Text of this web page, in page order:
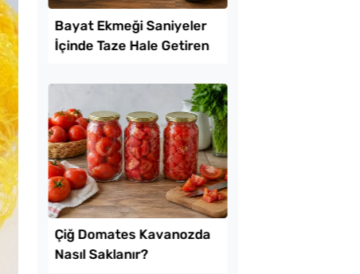
Sendeyim
Tarifi Gözleme Tarifi